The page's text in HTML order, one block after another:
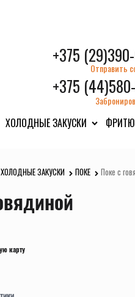
+375
+375
Отправить
ХОЛОДНЫЕ ЗАКУСКИ
ХОЛОДНЫЕ ЗАКУСКИ ПОКЕ Поке с
карту